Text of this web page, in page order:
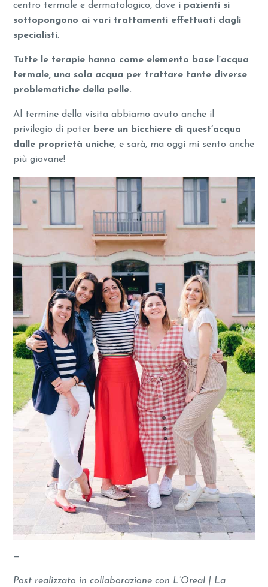
centro termale e dermatologico, dove i pazienti si
sottopongono ai vari trattamenti effettuati dagli
specialisti.
Tutte le terapie hanno come elemento base l’acqua
termale, una sola acqua per trattare tante diverse
problematiche della pelle.
Al termine della visita abbiamo avuto anche il
privilegio di poter bere un bicchiere di quest’acqua
dalle proprietà uniche, e sarà, ma oggi mi sento anche
più giovane!
—
Post realizzato in collaborazione con L’Oreal | La